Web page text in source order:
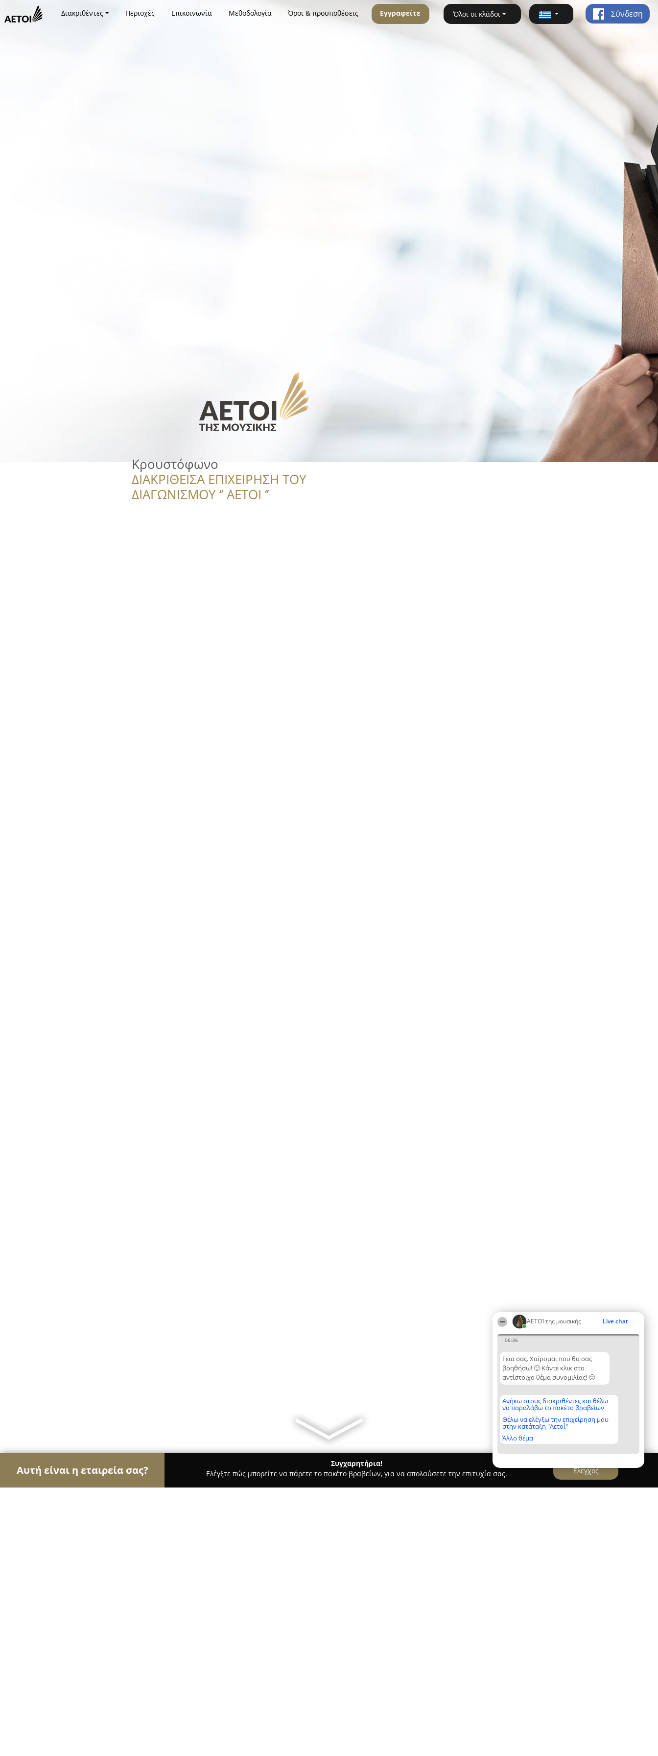
ΑΕΤΟΊ της μουσικής Live chat
06:36
Γεια σας. Χαίρομαι που θα σας
βοηθήσω! 🙂 Κάντε κλικ στο
αντίστοιχο θέμα συνομιλίας! 🙂
Ανήκω στους διακριθέντες και θέλω
να παραλάβω το πακέτο βραβείων
Θέλω να ελέγξω την επιχείρηση μου
στην κατάταξη "Αετοί"
Άλλο θέμα
Διακριθέντες Περιοχές Επικοινωνία Μεθοδολογία Όροι & προϋποθέσεις Εγγραφείτε Όλοι οι κλάδοι Σύνδεση
Κρουστόφωνο
ΔΙΑΚΡΙΘΕΙΣΑ ΕΠΙΧΕΙΡΗΣΗ ΤΟΥ
ΔΙΑΓΩΝΙΣΜΟΥ ‘’ ΑΕΤΟΙ ‘’
Αυτή είναι η εταιρεία σας?
Συγχαρητήρια!
Ελέγξτε πώς μπορείτε να πάρετε το πακέτο βραβείων, για να απολαύσετε την επιτυχία σας.
Έλεγχος